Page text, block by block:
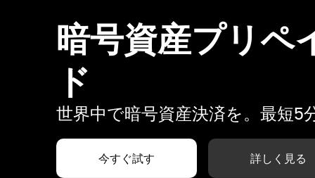
暗号資産プリペ
ド
世界中で暗号資産決済を。最短5
今すぐ試す 詳しく見る